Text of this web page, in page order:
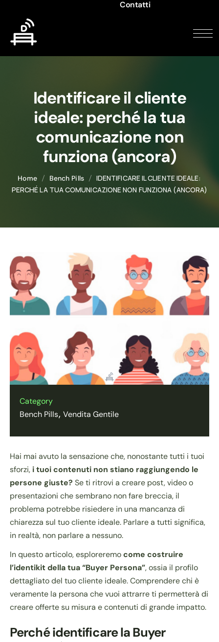
Contatti
Identificare il cliente
ideale: perché la tua
comunicazione non
funziona (ancora)
Home Bench Pills
IDENTIFICARE IL CLIENTE IDEALE:
PERCHÉ LA TUA COMUNICAZIONE NON FUNZIONA (ANCORA)
Category
Bench Pills Vendita Gentile
Hai mai avuto la sensazione che, nonostante tutti i tuoi
sforzi, i tuoi contenuti non stiano raggiungendo le
persone giuste? Se ti ritrovi a creare post, video o
presentazioni che sembrano non fare breccia, il
problema potrebbe risiedere in una mancanza di
chiarezza sul tuo cliente ideale. Parlare a tutti significa,
in realtà, non parlare a nessuno.
In questo articolo, esploreremocome costruire
l’identikit della tua “Buyer Persona”, ossia il profilo
dettagliato del tuo cliente ideale. Comprendere chi è
veramente la persona che vuoi attrarre ti permetterà di
creare offerte su misura e contenuti di grande impatto.
Perché identificare la Buyer